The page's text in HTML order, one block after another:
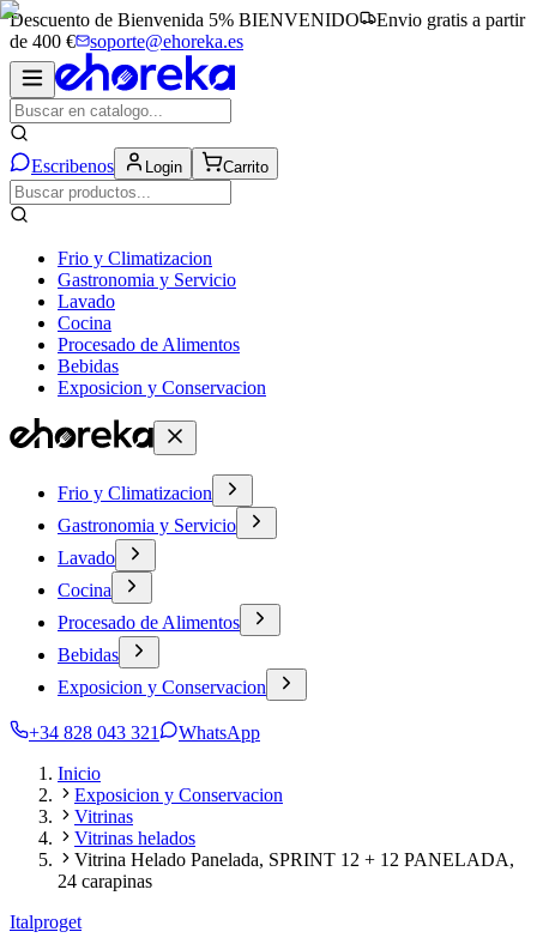
Descuento de Bienvenida 5% BIENVENIDO
Envio gratis a partir
de 400 €
soporte@ehoreka.es
Escribenos Login Carrito
Frio y Climatizacion
Gastronomia y Servicio
Lavado
Cocina
Procesado de Alimentos
Bebidas
Exposicion y Conservacion
Frio y Climatizacion
Gastronomia y Servicio
Lavado
Cocina
Procesado de Alimentos
Bebidas
Exposicion y Conservacion
+34 828 043 321
WhatsApp
Inicio
Exposicion y Conservacion
Vitrinas
Vitrinas helados
Vitrina Helado Panelada, SPRINT 12 + 12 PANELADA,
24 carapinas
Italproget